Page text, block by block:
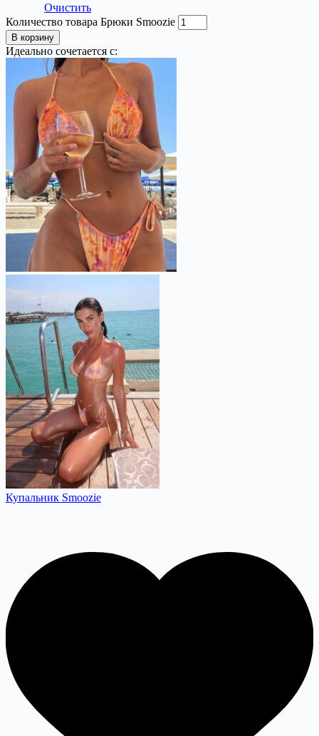
Очистить
Количество товара Брюки Smoozie
В корзину
Идеально сочетается с:
Купальник Smoozie